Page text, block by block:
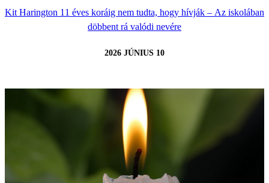
Kit Harington 11 éves koráig nem tudta, hogy hívják – Az iskolában
döbbent rá valódi nevére
2026 JÚNIUS 10